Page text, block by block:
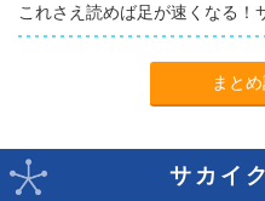
これさえ読めば足が速くなる！
まと
サカイ